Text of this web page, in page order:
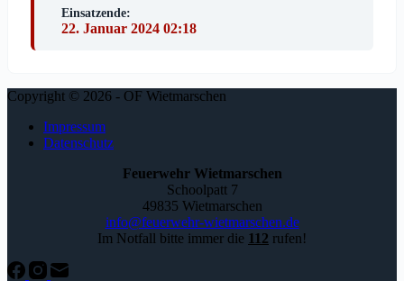
Einsatzende:
22. Januar 2024 02:18
Copyright © 2026 - OF Wietmarschen
Impressum
Datenschutz
Feuerwehr Wietmarschen
Schoolpatt 7
49835 Wietmarschen
info@feuerwehr-wietmarschen.de
Im Notfall bitte immer die 112 rufen!